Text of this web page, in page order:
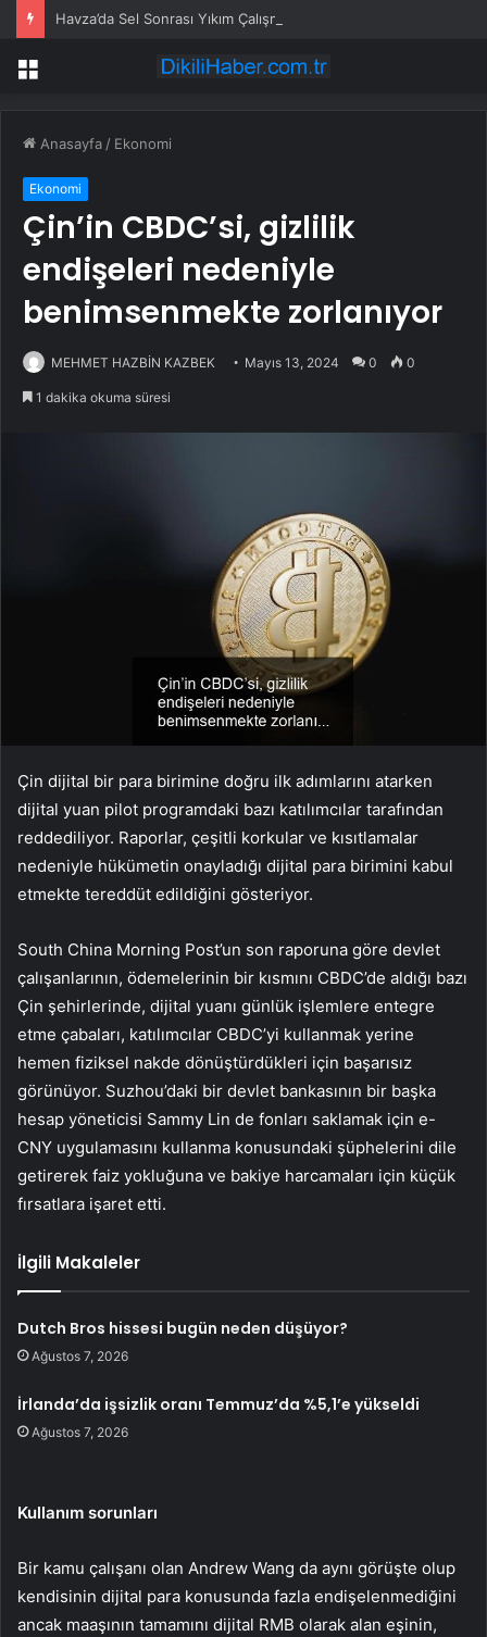
Havza’da Sel Sonrası Yıkım Çalışmaları Sürüyor
Menü
Anasayfa / Ekonomi
Ekonomi
Çin’in CBDC’si, gizlilik
endişeleri nedeniyle
benimsenmekte zorlanıyor
MEHMET HAZBİN KAZBEK Mayıs 13, 2024 0 0
1 dakika okuma süresi
Çin dijital bir para birimine doğru ilk adımlarını atarken
dijital yuan pilot programdaki bazı katılımcılar tarafından
reddediliyor. Raporlar, çeşitli korkular ve kısıtlamalar
nedeniyle hükümetin onayladığı dijital para birimini kabul
etmekte tereddüt edildiğini gösteriyor.
South China Morning Post’un son raporuna göre devlet
çalışanlarının, ödemelerinin bir kısmını CBDC’de aldığı bazı
Çin şehirlerinde, dijital yuanı günlük işlemlere entegre
etme çabaları, katılımcılar CBDC’yi kullanmak yerine
hemen fiziksel nakde dönüştürdükleri için başarısız
görünüyor. Suzhou’daki bir devlet bankasının bir başka
hesap yöneticisi Sammy Lin de fonları saklamak için e-
CNY uygulamasını kullanma konusundaki şüphelerini dile
getirerek faiz yokluğuna ve bakiye harcamaları için küçük
fırsatlara işaret etti.
İlgili Makaleler
Dutch Bros hissesi bugün neden düşüyor?
Ağustos 7, 2026
İrlanda’da işsizlik oranı Temmuz’da %5,1’e yükseldi
Ağustos 7, 2026
Kullanım sorunları
Bir kamu çalışanı olan Andrew Wang da aynı görüşte olup
kendisinin dijital para konusunda fazla endişelenmediğini
ancak maaşının tamamını dijital RMB olarak alan eşinin,